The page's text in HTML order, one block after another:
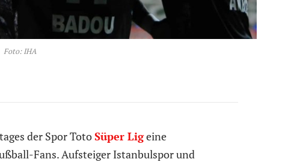
Foto: IHA
der Spor TotoSüper Ligeine
Fans. Aufsteiger Istanbulspor und